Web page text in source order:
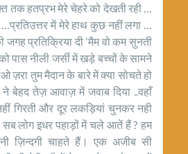
तक हतप्रभ मेरे चेहरे को देखती रही …
में मेरे हाथ कुछ नहीं लगा …
प्रतिक्रिया दी ‘मैम वो कम सुनती
पास नीली जर्सी में खड़े बच्चों के सामने
ज़रा तुम मैदान के बारे में क्या सोचते हो
बेहद तेज़ आवाज़ में जवाब दिया ..वहाँ
गिरती और दूर लकड़ियां चुनकर नही
सब लोग इधर पहाड़ों में चले आतें हैं ? हम
ज़िन्दगी चाहते हैं। एक अजीब सी